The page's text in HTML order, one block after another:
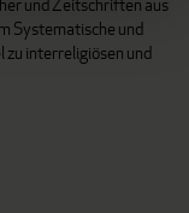
Systematische und
zu interreligiösen und